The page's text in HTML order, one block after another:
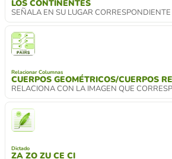
LOS CONTINENTES
SEÑALA EN SU LUGAR CORRESPONDIENTE
Relacionar Columnas
CUERPOS GEOMÉTRICOS/CUERPOS
RELACIONA CON LA IMAGEN QUE
Dictado
ZA ZO ZU CE CI